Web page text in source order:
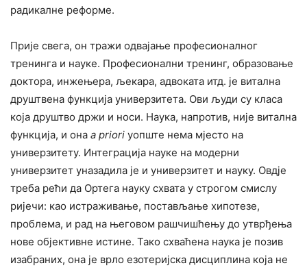
радикалне реформе.
Прије свега, он тражи одвајање професионалног
тренинга и науке. Професионални тренинг, образовање
доктора, инжењера, љекара, адвоката итд. је витална
друштвена функција универзитета. Ови људи су класа
која друштво држи и носи. Наука, напротив, није витална
функција, и она a priori уопште нема мјесто на
универзитету. Интеграција науке на модерни
универзитет уназадила је и универзитет и науку. Овдје
треба рећи да Ортега науку схвата у строгом смислу
ријечи: као истраживање, постављање хипотезе,
проблема, и рад на његовом рашчишћењу до утврђења
нове објективне истине. Тако схваћена наука је позив
изабраних, она је врло езотеријска дисциплина која не